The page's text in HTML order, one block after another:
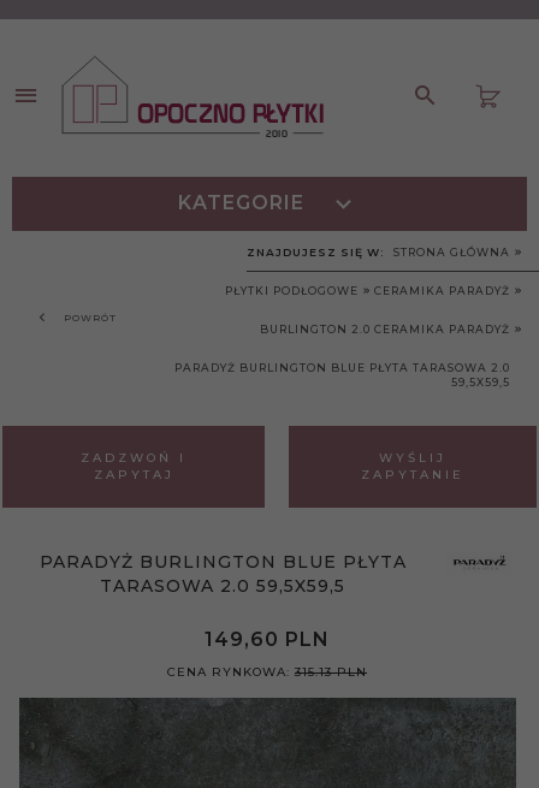
KATEGORIE
POWRÓT
ZNAJDUJESZ SIĘ W: STRONA GŁÓWNA
PŁYTKI PODŁOGOWE CERAMIKA PARADYŻ
BURLINGTON 2.0 CERAMIKA PARADYŻ
PARADYŻ BURLINGTON BLUE PŁYTA TARASOWA 2.0
59,5X59,5
ZADZWOŃ I
ZAPYTAJ
WYŚLIJ
ZAPYTANIE
PARADYŻ BURLINGTON BLUE PŁYTA
TARASOWA 2.0 59,5X59,5
149,60 PLN
CENA RYNKOWA: 315.13 PLN